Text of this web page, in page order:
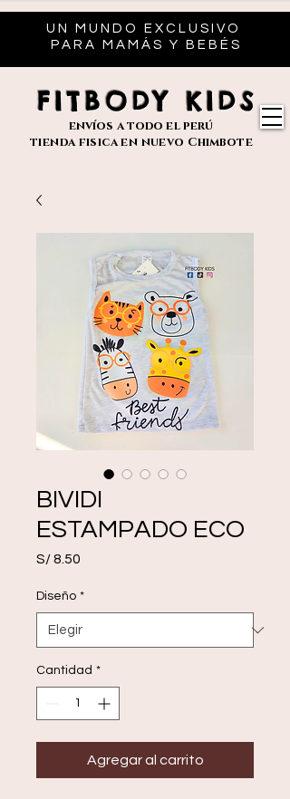
UN MUNDO EXCLUSIVO
PARA MAMÁS Y BEBÉS
FITBODY KIDS
envíos a todo el perú
tienda fisica en nuevo Chimbote
BIVIDI
ESTAMPADO ECO
S/ 8.50
Diseño *
Cantidad *
Agregar al carrito